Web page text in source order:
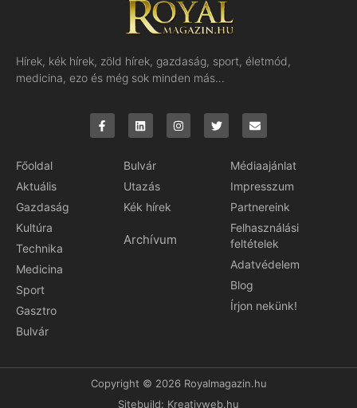
Hírek, kék hírek, zöld hírek, gazdaság, sport, életmód,
medicina, ezo és még sok minden más…
Főoldal
Aktuális
Gazdaság
Kultúra
Technika
Medicina
Sport
Gasztro
Bulvár
Bulvár
Utazás
Kék hírek
Archívum
Médiaajánlat
Impresszum
Partnereink
Felhasználási
feltételek
Adatvédelem
Blog
Írjon nekünk!
Copyright © 2026 Royalmagazin.hu
Sitebuild: Kreativweb.hu